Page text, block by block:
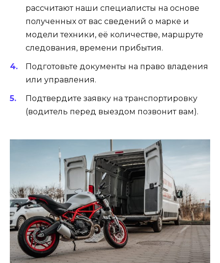
рассчитают наши специалисты на основе
полученных от вас сведений о марке и
модели техники, её количестве, маршруте
следования, времени прибытия.
Подготовьте документы на право владения
или управления.
Подтвердите заявку на транспортировку
(водитель перед выездом позвонит вам).